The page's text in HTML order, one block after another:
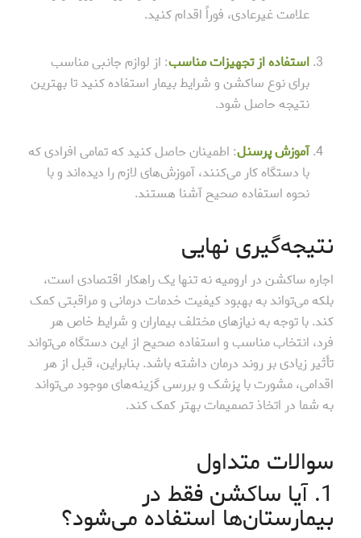
علامت غیرعادی، فوراً اقدام کنید.
استفاده از تجهیزات مناسب: از لوازم جانبی مناسب
برای نوع ساکشن و شرایط بیمار استفاده کنید تا بهترین
نتیجه حاصل شود.
آموزش پرسنل: اطمینان حاصل کنید که تمامی افرادی که
با دستگاه کار می‌کنند، آموزش‌های لازم را دیده‌اند و با
نحوه استفاده صحیح آشنا هستند.
نتیجه‌گیری نهایی
اجاره ساکشن در ارومیه نه تنها یک راهکار اقتصادی است،
بلکه می‌تواند به بهبود کیفیت خدمات درمانی و مراقبتی کمک
کند. با توجه به نیازهای مختلف بیماران و شرایط خاص هر
فرد، انتخاب مناسب و استفاده صحیح از این دستگاه می‌تواند
تأثیر زیادی بر روند درمان داشته باشد. بنابراین، قبل از هر
اقدامی، مشورت با پزشک و بررسی گزینه‌های موجود می‌تواند
به شما در اتخاذ تصمیمات بهتر کمک کند.
سوالات متداول
1. آیا ساکشن فقط در
بیمارستان‌ها استفاده می‌شود؟